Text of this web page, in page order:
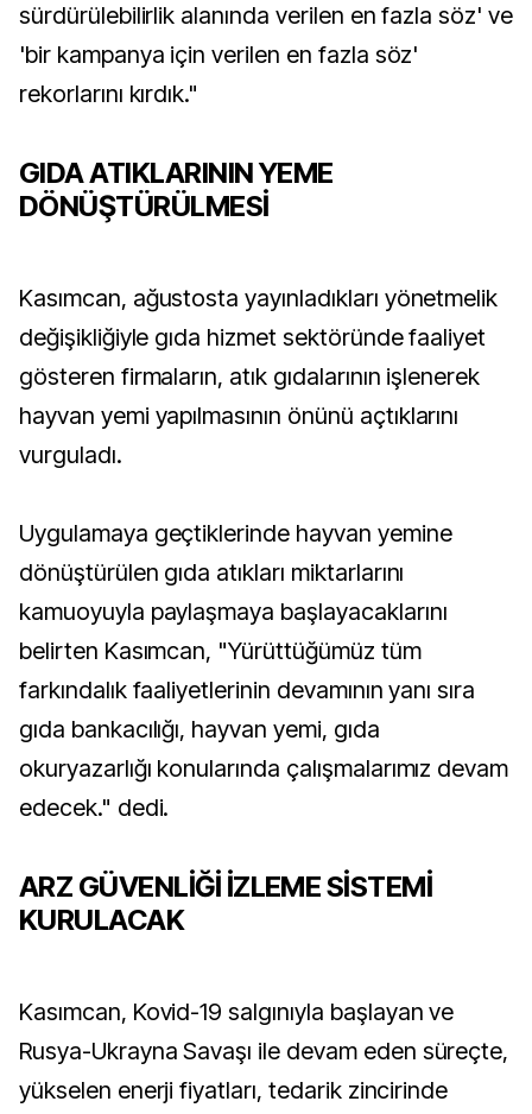
sürdürülebilirlik alanında verilen en fazla söz' ve
'bir kampanya için verilen en fazla söz'
rekorlarını kırdık."
GIDA ATIKLARININ YEME
DÖNÜŞTÜRÜLMESİ
Kasımcan, ağustosta yayınladıkları yönetmelik
değişikliğiyle gıda hizmet sektöründe faaliyet
gösteren firmaların, atık gıdalarının işlenerek
hayvan yemi yapılmasının önünü açtıklarını
vurguladı.
Uygulamaya geçtiklerinde hayvan yemine
dönüştürülen gıda atıkları miktarlarını
kamuoyuyla paylaşmaya başlayacaklarını
belirten Kasımcan, "Yürüttüğümüz tüm
farkındalık faaliyetlerinin devamının yanı sıra
gıda bankacılığı, hayvan yemi, gıda
okuryazarlığı konularında çalışmalarımız devam
edecek." dedi.
ARZ GÜVENLİĞİ İZLEME SİSTEMİ
KURULACAK
Kasımcan, Kovid-19 salgınıyla başlayan ve
Rusya-Ukrayna Savaşı ile devam eden süreçte,
yükselen enerji fiyatları, tedarik zincirinde